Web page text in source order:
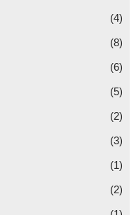
(4)
(8)
(6)
(5)
(2)
(3)
(1)
(2)